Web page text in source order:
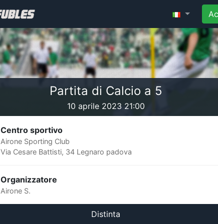
Partita di Calcio a 5
10 aprile 2023 21:00
Centro sportivo
Airone Sporting Club
Via Cesare Battisti, 34 Legnaro padova
Organizzatore
Airone S.
Distinta